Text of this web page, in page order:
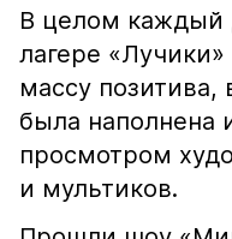
В целом каждый
лагере
массу
была наполнена
просмотром
и мультиков.